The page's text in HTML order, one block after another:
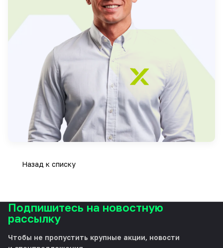
Назад к списку
Подпишитесь на новостную
рассылку
Чтобы не пропустить крупные акции, новости